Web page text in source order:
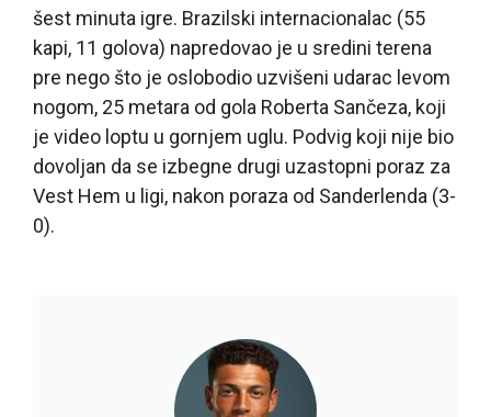
šest minuta igre. Brazilski internacionalac (55
kapi, 11 golova) napredovao je u sredini terena
pre nego što je oslobodio uzvišeni udarac levom
nogom, 25 metara od gola Roberta Sančeza, koji
je video loptu u gornjem uglu. Podvig koji nije bio
dovoljan da se izbegne drugi uzastopni poraz za
Vest Hem u ligi, nakon poraza od Sanderlenda (3-
0).